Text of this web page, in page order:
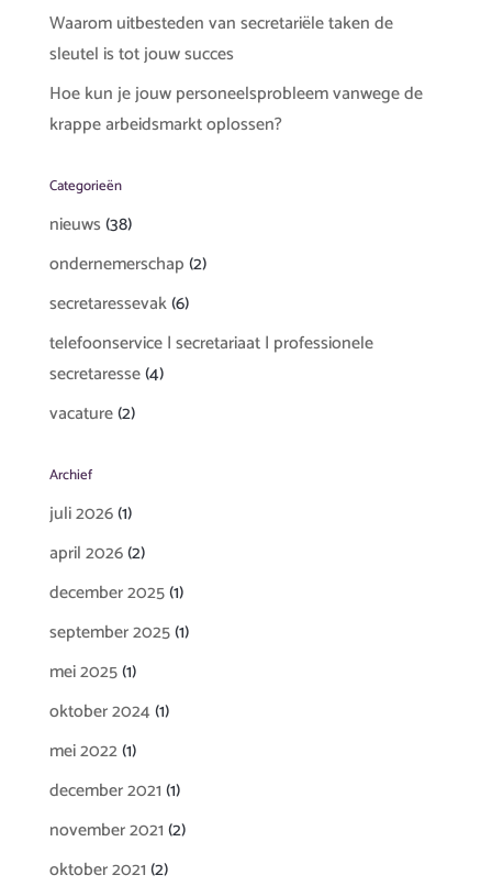
Waarom uitbesteden van secretariële taken de
sleutel is tot jouw succes
Hoe kun je jouw personeelsprobleem vanwege de
krappe arbeidsmarkt oplossen?
Categorieën
nieuws(38)
ondernemerschap(2)
secretaressevak(6)
telefoonservice | secretariaat | professionele
secretaresse(4)
vacature(2)
Archief
juli 2026(1)
april 2026(2)
december 2025(1)
september 2025(1)
mei 2025(1)
oktober 2024(1)
mei 2022(1)
december 2021(1)
november 2021(2)
oktober 2021(2)